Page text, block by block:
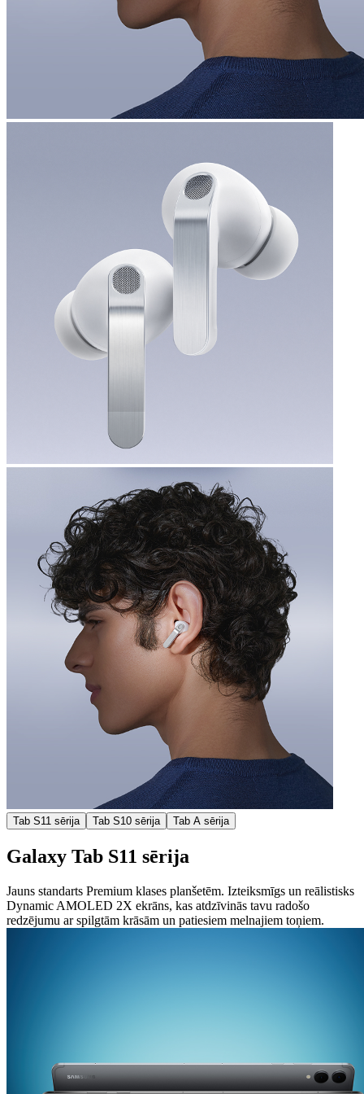
Tab S11 sērija Tab S10 sērija Tab A sērija
Galaxy Tab S11 sērija
Jauns standarts Premium klases planšetēm. Izteiksmīgs un reālistisks
Dynamic AMOLED 2X ekrāns, kas atdzīvinās tavu radošo
redzējumu ar spilgtām krāsām un patiesiem melnajiem toņiem.